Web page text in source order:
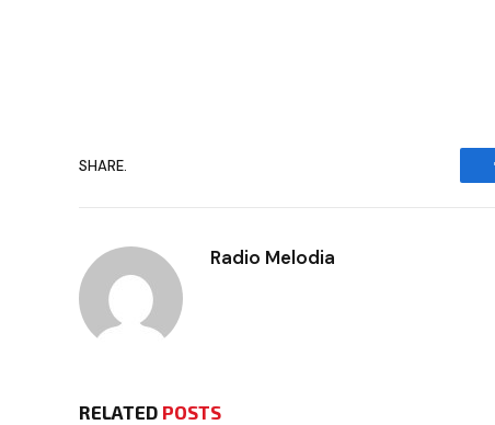
SHARE.
Radio Melodia
RELATED POSTS